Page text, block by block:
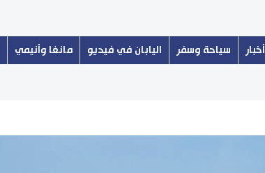
أخبار سياحة وسفر اليابان في فيديو مانغا وأنيمي